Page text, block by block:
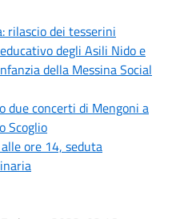
rilascio dei tesserini
degli Asili Nido e
della Messina Social
due concerti di Mengoni a
Scoglio
ore 14, seduta